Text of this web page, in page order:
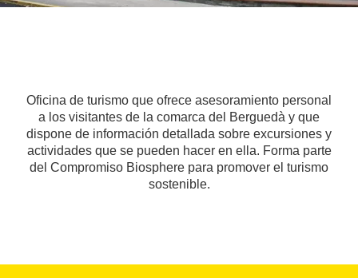
Oficina de turismo que ofrece asesoramiento personal
a los visitantes de la comarca del Berguedà y que
dispone de información detallada sobre excursiones y
actividades que se pueden hacer en ella. Forma parte
del Compromiso Biosphere para promover el turismo
sostenible.